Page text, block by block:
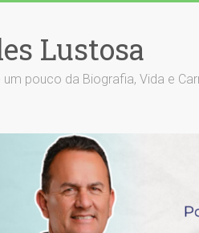
Lustosa
pouco da Biografia, Vida e